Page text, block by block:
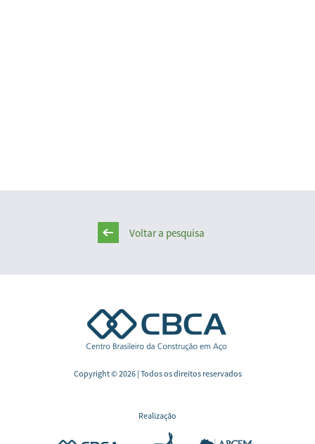
Voltar a pesquisa
Copyright © 2026 | Todos os direitos reservados
Realização